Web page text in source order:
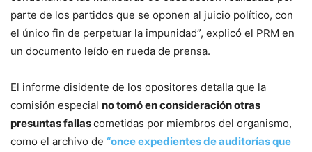
parte de los partidos que se oponen al juicio político, con
el único fin de perpetuar la impunidad”, explicó el PRM en
un documento leído en rueda de prensa.
El informe disidente de los opositores detalla que la
comisión especial no tomó en consideración otras
presuntas fallascometidas por miembros del organismo,
como el archivo de “once expedientes de auditorías que